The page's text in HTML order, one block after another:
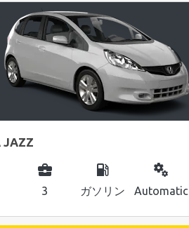
JAZZ
business_center
3
local_gas_station
ガソリン
miscellaneous_services
Automatic